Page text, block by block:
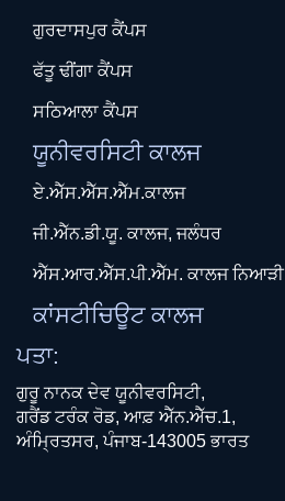
ਗੁਰਦਾਸਪੁਰ ਕੈਂਪਸ
ਫੱਤੂ ਢੀਂਗਾ ਕੈਂਪਸ
ਸਠਿਆਲਾ ਕੈਂਪਸ
ਯੂਨੀਵਰਸਿਟੀ ਕਾਲਜ
ਏ.ਐੱਸ.ਐੱਸ.ਐੱਮ.ਕਾਲਜ
ਜੀ.ਐੱਨ.ਡੀ.ਯੂ. ਕਾਲਜ, ਜਲੰਧਰ
ਐੱਸ.ਆਰ.ਐੱਸ.ਪੀ.ਐੱਮ. ਕਾਲਜ ਨਿਆੜੀ
ਕਾਂਸਟੀਚਿਊਟ ਕਾਲਜ
ਪਤਾ:
ਗੁਰੂ ਨਾਨਕ ਦੇਵ ਯੂਨੀਵਰਸਿਟੀ,
ਗਰੈਂਡ ਟਰੰਕ ਰੋਡ, ਆਫ਼ ਐੱਨ.ਐੱਚ.1,
ਅੰਮ੍ਰਿਤਸਰ, ਪੰਜਾਬ-143005 ਭਾਰਤ